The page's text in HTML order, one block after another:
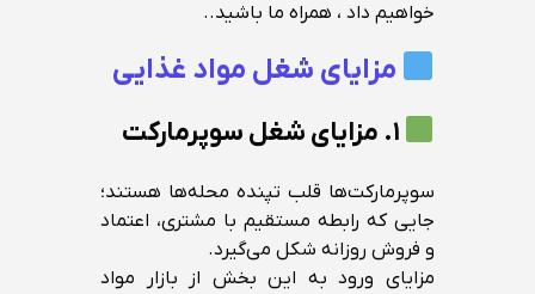
خواهیم داد ، همراه ما باشید..
مزایای شغل مواد غذایی
سوپرمارکت‌ها قلب تپنده محله‌ها هستند؛
جایی که رابطه مستقیم با مشتری، اعتماد
و فروش روزانه شکل می‌گیرد.
مزایای ورود به این بخش از بازار مواد